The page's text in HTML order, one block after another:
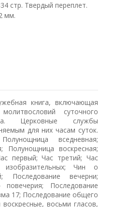
стр. Твердый переплет.
мм.
книга, включающая
суточного
Церковные службы
для них часам суток.
вседневная;
Полунощница воскресная;
первый; Час третий; Час
изобразительных; Чин о
Последование вечерни;
повечерия; Последование
17; Последование общего
восьми гласов,